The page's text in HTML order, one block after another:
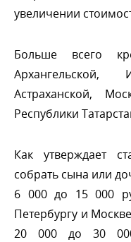
увеличении
Больше всего
Архангельской,
Астраханской,
Республики
Как утверждает
собрать сына или
6 000 до 15 000
Петербургу и
20 000 до 30